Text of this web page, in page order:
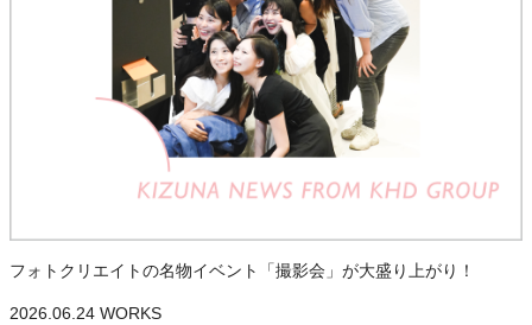
フォトクリエイトの名物イベント「撮影会」が大盛り上がり！
2026.06.24 WORKS